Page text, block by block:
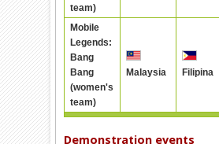
team)
Mobile
Legends:
Bang
Bang
(women's
team)
Malaysia Filipina
Demonstration events